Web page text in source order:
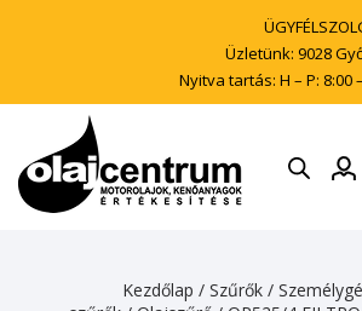
Üzletünk: 9028
Nyitva tartás: H – P: 8:00
Kezdőlap / Szűrők /